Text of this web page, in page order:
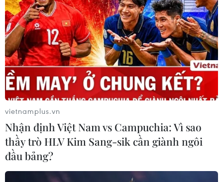
vietnamplus.vn
Nhận định Việt Nam vs Campuchia: Vì sao
thầy trò HLV Kim Sang-sik cần giành ngôi
đầu bảng?